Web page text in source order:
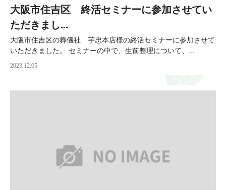
大阪市住吉区 終活セミナーに参加させてい
ただきまし...
大阪市住吉区の葬儀社 芋忠本店様の終活セミナーに参加させて
いただきました。 セミナーの中で、生前整理について、...
2023.12.05